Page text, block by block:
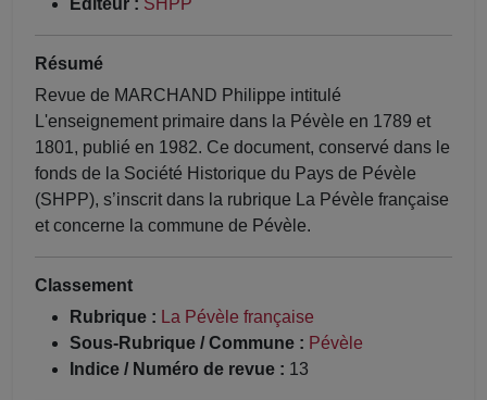
Éditeur : SHPP
Résumé
Revue de MARCHAND Philippe intitulé
L'enseignement primaire dans la Pévèle en 1789 et
1801, publié en 1982. Ce document, conservé dans le
fonds de la Société Historique du Pays de Pévèle
(SHPP), s’inscrit dans la rubrique La Pévèle française
et concerne la commune de Pévèle.
Classement
Rubrique : La Pévèle française
Sous-Rubrique / Commune : Pévèle
Indice / Numéro de revue : 13